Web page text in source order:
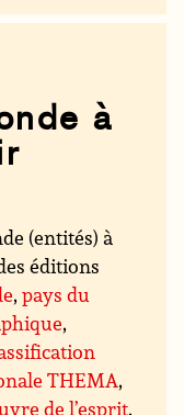
à
(entités) à
éditions
,pays du
,
THEMA,
de l’esprit,